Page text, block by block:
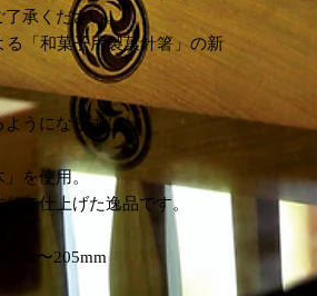
承ください。
「和菓子用製菓針箸」の新
うになりました！
」を使用。
で仕上げた逸品です。
200〜205mm